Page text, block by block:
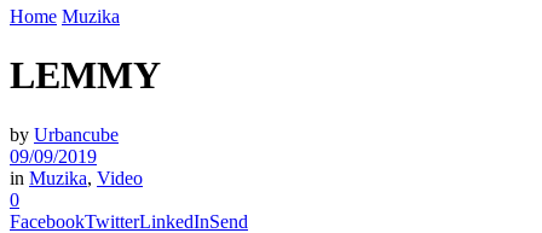
Home Muzika
LEMMY
by Urbancube
09/09/2019
in Muzika, Video
0
FacebookTwitterLinkedInSend